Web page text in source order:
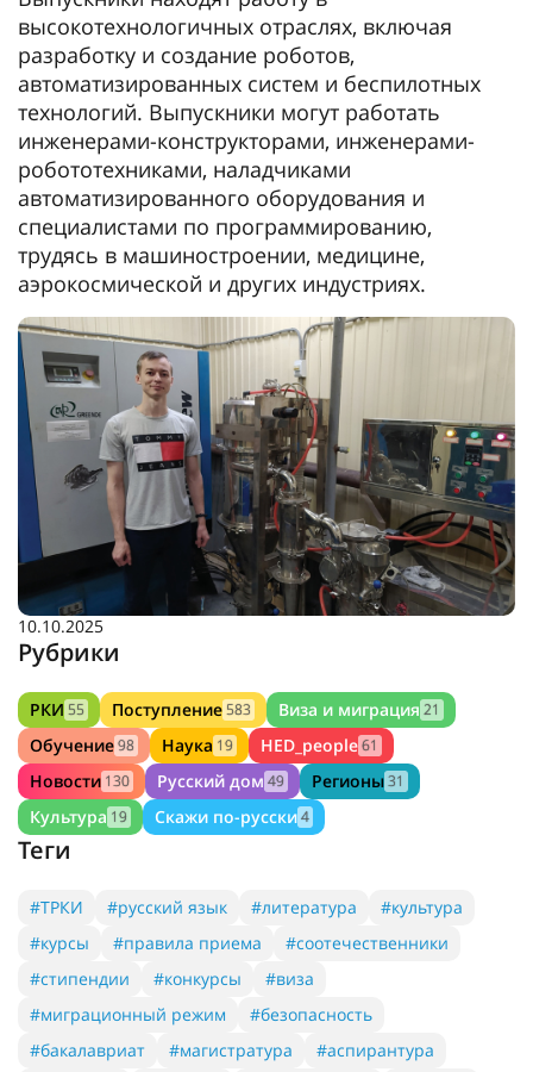
высокотехнологичных отраслях, включая
разработку и создание роботов,
автоматизированных систем и беспилотных
технологий. Выпускники могут работать
инженерами-конструкторами, инженерами-
робототехниками, наладчиками
автоматизированного оборудования и
специалистами по программированию,
трудясь в машиностроении, медицине,
аэрокосмической и других индустриях.
10.10.2025
Рубрики
РКИ 55 Поступление583 Виза и миграция 21
Обучение98 Наука 19 HED_people61
Новости 130 Русский дом 49 Регионы31
Культура 19 Скажи по-русски4
Теги
#ТРКИ #русский язык #литература
#культура
#курсы
#правила приема
#соотечественники
#стипендии
#конкурсы
#виза
#миграционный режим
#безопасность
#бакалавриат
#магистратура
#аспирантура